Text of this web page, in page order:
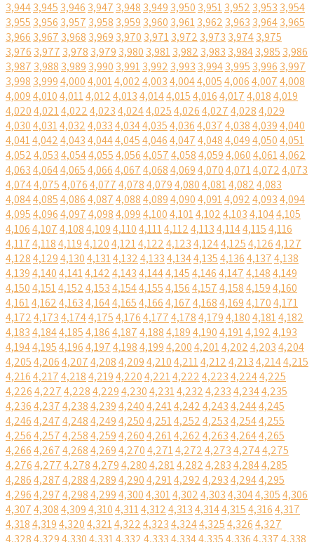
3,9443,945 3,946 3,947 3,948 3,949 3,950 3,9513,952 3,953 3,954
3,955 3,956 3,957 3,958 3,959 3,960 3,9613,962 3,963 3,9643,965
3,966 3,967 3,968 3,969 3,970 3,9713,972 3,973 3,9743,975
3,976 3,977 3,978 3,979 3,980 3,9813,982 3,983 3,9843,985 3,986
3,987 3,988 3,989 3,990 3,9913,992 3,993 3,9943,995 3,996 3,997
3,998 3,9994,0004,0014,0024,0034,0044,0054,0064,0074,008
4,0094,0104,0114,0124,0134,0144,0154,0164,0174,0184,019
4,0204,0214,0224,0234,0244,0254,0264,0274,0284,029
4,0304,0314,0324,0334,0344,0354,0364,0374,0384,0394,040
4,0414,0424,0434,0444,0454,0464,0474,0484,0494,0504,051
4,0524,0534,0544,0554,0564,0574,0584,0594,0604,0614,062
4,0634,0644,0654,0664,0674,0684,0694,0704,0714,0724,073
4,0744,0754,0764,0774,0784,0794,0804,0814,0824,083
4,0844,0854,0864,0874,0884,0894,0904,0914,0924,0934,094
4,0954,0964,0974,0984,0994,1004,1014,1024,1034,1044,105
4,1064,1074,1084,1094,1104,1114,1124,1134,1144,1154,116
4,1174,1184,1194,1204,1214,1224,1234,1244,1254,1264,127
4,1284,1294,1304,1314,1324,1334,1344,1354,1364,1374,138
4,1394,1404,1414,1424,1434,1444,1454,1464,1474,1484,149
4,1504,1514,1524,1534,1544,1554,1564,1574,1584,1594,160
4,1614,1624,1634,1644,1654,1664,1674,1684,1694,1704,171
4,1724,1734,1744,1754,1764,1774,1784,1794,1804,1814,182
4,1834,1844,1854,1864,1874,1884,1894,1904,1914,1924,193
4,1944,1954,1964,1974,1984,1994,2004,2014,2024,2034,204
4,2054,2064,2074,2084,2094,2104,2114,2124,2134,2144,215
4,2164,2174,2184,2194,2204,2214,2224,2234,2244,225
4,2264,2274,2284,2294,2304,2314,2324,2334,2344,235
4,2364,2374,2384,2394,2404,2414,2424,2434,2444,245
4,2464,2474,2484,2494,2504,2514,2524,2534,2544,255
4,2564,2574,2584,2594,2604,2614,2624,2634,2644,265
4,2664,2674,2684,2694,2704,2714,2724,2734,2744,275
4,2764,2774,2784,2794,2804,2814,2824,2834,2844,285
4,2864,2874,2884,2894,2904,2914,2924,2934,2944,295
4,2964,2974,2984,2994,3004,3014,3024,3034,3044,3054,306
4,3074,3084,3094,3104,3114,3124,3134,3144,3154,3164,317
4,3184,3194,3204,3214,3224,3234,3244,3254,3264,327